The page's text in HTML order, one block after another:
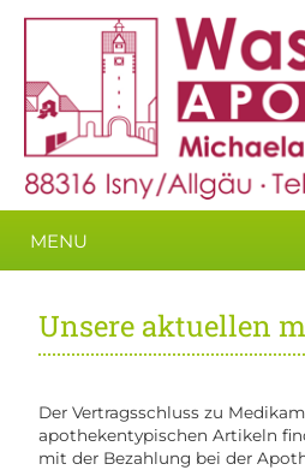
MENU
Unsere aktuellen
Der Vertragsschluss zu
apothekentypischen Artikeln
mit der Bezahlung bei der